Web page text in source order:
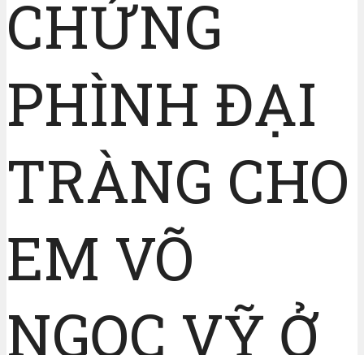
CHỨNG
PHÌNH ĐẠI
TRÀNG CHO
EM VÕ
NGỌC VỸ Ở